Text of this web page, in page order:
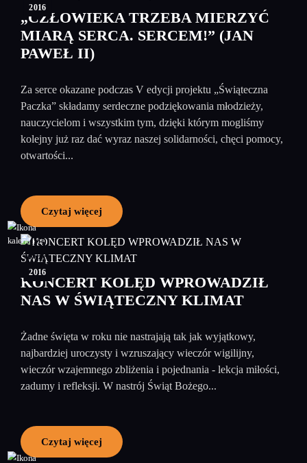
2016
„CZŁOWIEKA TRZEBA MIERZYĆ
MIARĄ SERCA. SERCEM!” (JAN
PAWEŁ II)
Za serce okazane podczas V edycji projektu „Świąteczna
Paczka” składamy serdeczne podziękowania młodzieży,
nauczycielom i wszystkim tym, dzięki którym mogliśmy
kolejny już raz dać wyraz naszej solidarności, chęci pomocy,
otwartości...
Czytaj więcej
05
styczeń
2016
KONCERT KOLĘD WPROWADZIŁ
NAS W ŚWIĄTECZNY KLIMAT
Żadne święta w roku nie nastrajają tak jak wyjątkowy,
najbardziej uroczysty i wzruszający wieczór wigilijny,
wieczór wzajemnego zbliżenia i pojednania - lekcja miłości,
zadumy i refleksji. W nastrój Świąt Bożego...
Czytaj więcej